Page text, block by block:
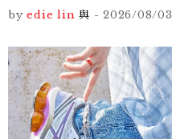
by edie lin 與 - 2026/08/03